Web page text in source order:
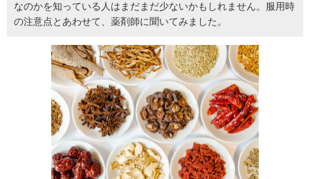
なのかを知っている人はまだまだ少ないかもしれません。服用時
の注意点とあわせて、薬剤師に聞いてみました。